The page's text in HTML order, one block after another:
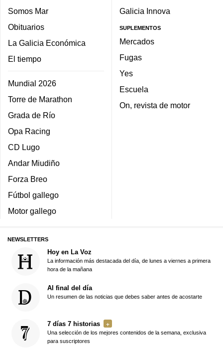
Somos Mar
Obituarios
La Galicia Económica
El tiempo
Mundial 2026
Torre de Marathon
Grada de Río
Opa Racing
CD Lugo
Andar Miudiño
Forza Breo
Fútbol gallego
Motor gallego
Galicia Innova
SUPLEMENTOS
Mercados
Fugas
Yes
Escuela
On, revista de motor
NEWSLETTERS
Hoy en La Voz
La información más destacada del día, de lunes a viernes a primera
hora de la mañana
Al final del día
Un resumen de las noticias que debes saber antes de acostarte
7 días 7 historias
Una selección de los mejores contenidos de la semana, exclusiva
para suscriptores